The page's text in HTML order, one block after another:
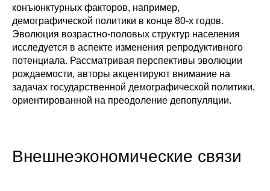
конъюнктурных факторов, например,
демографической политики в конце 80-х годов.
Эволюция возрастно-половых структур населения
исследуется в аспекте изменения репродуктивного
потенциала. Рассматривая перспективы эволюции
рождаемости, авторы акцентируют внимание на
задачах государственной демографической политики,
ориентированной на преодоление депопуляции.
Внешнеэкономические связи